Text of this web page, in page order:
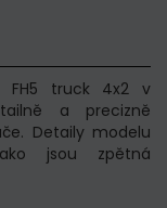
FH5 truck 4x2 v
a precizně
Detaily modelu
jsou zpětná